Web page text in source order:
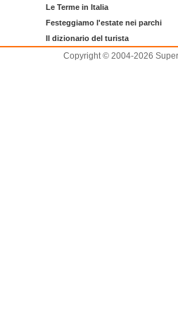
Le Terme in Italia
Festeggiamo l'estate nei parchi
Il dizionario del turista
Copyright © 2004-2026